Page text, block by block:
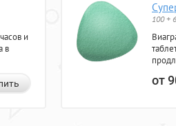
и
в
100 +
от